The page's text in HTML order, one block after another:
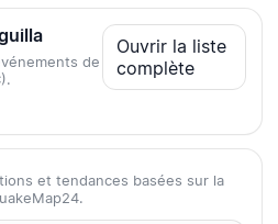
de
Ouvrir la liste
complète
et tendances basées sur la